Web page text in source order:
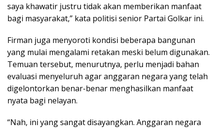
saya khawatir justru tidak akan memberikan manfaat
bagi masyarakat,” kata politisi senior Partai Golkar ini.
Firman juga menyoroti kondisi beberapa bangunan
yang mulai mengalami retakan meski belum digunakan.
Temuan tersebut, menurutnya, perlu menjadi bahan
evaluasi menyeluruh agar anggaran negara yang telah
digelontorkan benar-benar menghasilkan manfaat
nyata bagi nelayan.
“Nah, ini yang sangat disayangkan. Anggaran negara